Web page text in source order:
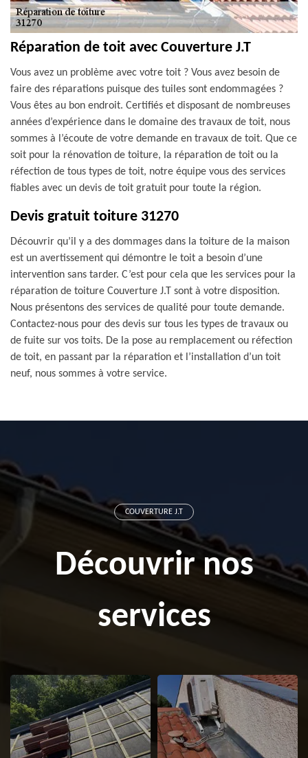
Réparation de toit avec Couverture J.T
Vous avez un problème avec votre toit ? Vous avez besoin de
faire des réparations puisque des tuiles sont endommagées ?
Vous êtes au bon endroit. Certifiés et disposant de nombreuses
années d’expérience dans le domaine des travaux de toit, nous
sommes à l’écoute de votre demande en travaux de toit. Que ce
soit pour la rénovation de toiture, la réparation de toit ou la
réfection de tous types de toit, notre équipe vous des services
fiables avec un devis de toit gratuit pour toute la région.
Devis gratuit toiture 31270
Découvrir qu’il y a des dommages dans la toiture de la maison
est un avertissement qui démontre le toit a besoin d’une
intervention sans tarder. C’est pour cela que les services pour la
réparation de toiture Couverture J.T sont à votre disposition.
Nous présentons des services de qualité pour toute demande.
Contactez-nous pour des devis sur tous les types de travaux ou
de fuite sur vos toits. De la pose au remplacement ou réfection
de toit, en passant par la réparation et l’installation d’un toit
neuf, nous sommes à votre service.
COUVERTURE J.T
Découvrir nos
services